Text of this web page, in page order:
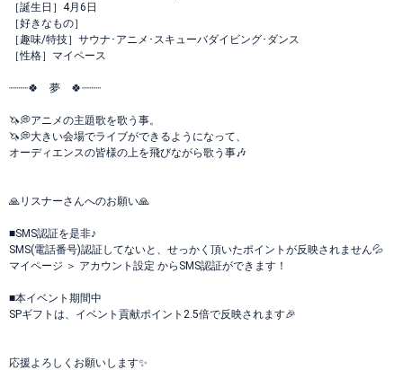
［誕生日］4月6日
［好きなもの］
［趣味/特技］サウナ･アニメ･スキューバダイビング･ダンス
［性格］マイペース
┈┈┈🍀 夢 🍀┈┈┈
🦄💭アニメの主題歌を歌う事。
🦄💭大きい会場でライブができるようになって、
オーディエンスの皆様の上を飛びながら歌う事🎶
🙏リスナーさんへのお願い🙏
■SMS認証を是非♪
SMS(電話番号)認証してないと、せっかく頂いたポイントが反映されません💦
マイページ ＞ アカウント設定 からSMS認証ができます！
■本イベント期間中
SPギフトは、イベント貢献ポイント2.5倍で反映されます🎉
応援よろしくお願いします✨